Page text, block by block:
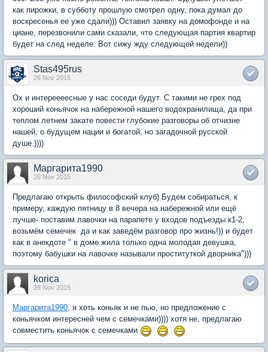
как пирожки, в субботу прошлую смотрел одну, пока думал до
воскресенья ее уже сдали))) Оставил заявку на домофонде и на
циане, перезвонили сами сказали, что следующая партия квартир
будет на след неделе. Вот сижу жду следующей недели))
Stas495rus
26 Nov 2015
Ох и интереееесные у нас соседи будут. С такими не грех под
хороший коньячок на набережной нашего водохранилища, да при
теплом летнем закате повести глубокие разговоры об отчизне
нашей, о будущем нации и богатой, но загадочной русской
душе.))))
Маргарита1990
26 Nov 2015
Предлагаю открыть философский клуб) Будем собираться, к
примеру, каждую пятницу в 8 вечера на набережной или ещё
лучше- поставим лавочки на парапете у входов подъезды к1-2,
возьмём семечек да и как заведём разговор про жизнь!)) и будет
как в анекдоте " в доме жила только одна молодая девушка,
поэтому бабушки на лавочке называли проституткой дворника")))
korica
26 Nov 2015
Маргарита1990, я хоть коньяк и не пью, но предложение с
коньячком интересней чем с семечками)))) хотя не, предлагаю
совместить коньячок с семечками